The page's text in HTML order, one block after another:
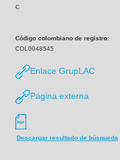
C
Código colombiano de registro:
COL0048545
Enlace GrupLAC
Página externa
Descargar resultado de búsqueda